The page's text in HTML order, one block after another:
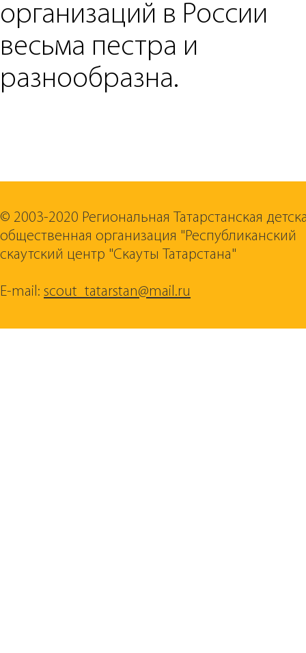
организаций в России
весьма пестра и
разнообразна.
© 2003-2020 Региональная Татарстанская
общественная организация "Республиканский
скаутский центр "Скауты Татарстана"
E-mail: scout_tatarstan@mail.ru